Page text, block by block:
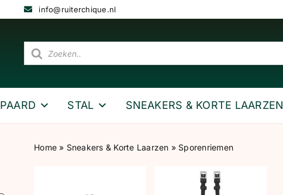
info@ruiterchique.nl
Producten
zoeken
PAARD STAL SNEAKERS & KORTE LAARZEN
Home » Sneakers & Korte Laarzen » Sporenriemen